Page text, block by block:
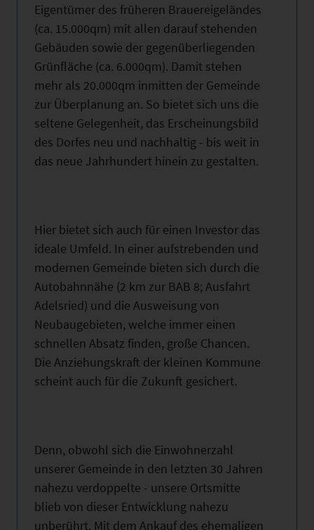
Eigentümer des früheren Brauereigeländes
(ca. 15.000qm) mit allen darauf stehenden
Gebäuden sowie der gegenüberliegenden
Grünfläche (ca. 6.000qm). Damit stehen
mehr als 20.000qm inmitten der Gemeinde
zur Überplanung an. So bietet sich uns die
seltene Gelegenheit, das Erscheinungsbild
des Dorfes neu und nachhaltig - bis weit in
das neue Jahrhundert hinein zu gestalten.
Hier bietet sich auch für einen Investor das
ideale Umfeld. In einer aufstrebenden und
modernen Gemeinde bieten sich durch die
Autobahnnähe (2 km zur BAB 8; Ausfahrt
Adelsried) und die Ausweisung von
Neubaugebieten, welche immer einen
schnellen Absatz finden, große Chancen.
Die Anziehungskraft der kleinen Kommune
scheint auch für die Zukunft gesichert.
Denn, obwohl sich die Einwohnerzahl
unserer Gemeinde in den letzten 30 Jahren
nahezu verdoppelte - unsere Ortsmitte
blieb von dieser Entwicklung nahezu
unberührt. Mit dem Ankauf des ehemaligen